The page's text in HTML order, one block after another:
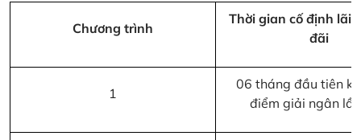
Chương trình
Thời gian cố định lãi
đãi
1
06 tháng đầu tiên
điểm giải ngân